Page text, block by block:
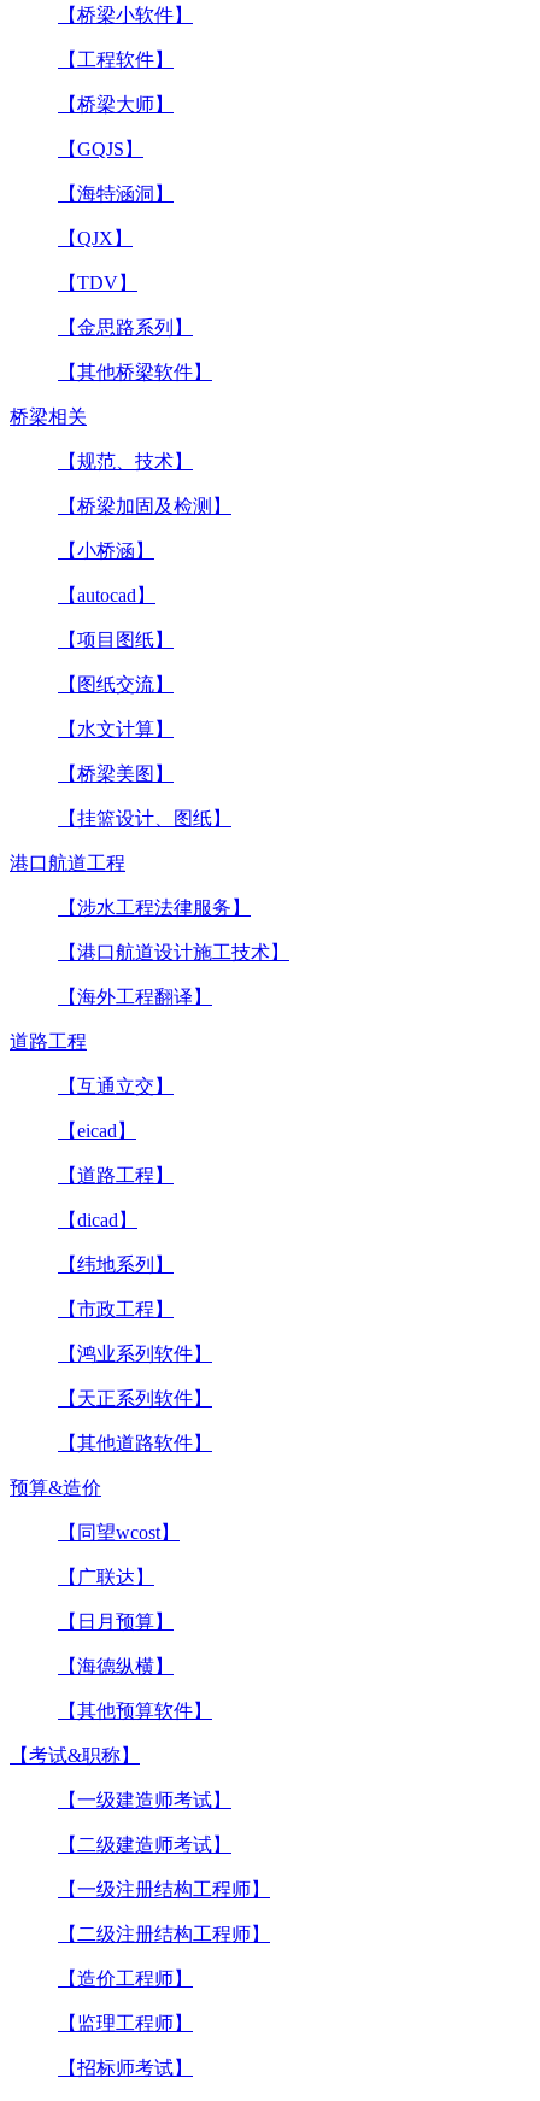
【桥梁小软件】
【工程软件】
【桥梁大师】
【GQJS】
【海特涵洞】
【QJX】
【TDV】
【金思路系列】
【其他桥梁软件】
桥梁相关
【规范、技术】
【桥梁加固及检测】
【小桥涵】
【autocad】
【项目图纸】
【图纸交流】
【水文计算】
【桥梁美图】
【挂篮设计、图纸】
港口航道工程
【涉水工程法律服务】
【港口航道设计施工技术】
【海外工程翻译】
道路工程
【互通立交】
【eicad】
【道路工程】
【dicad】
【纬地系列】
【市政工程】
【鸿业系列软件】
【天正系列软件】
【其他道路软件】
预算&造价
【同望wcost】
【广联达】
【日月预算】
【海德纵横】
【其他预算软件】
【考试&职称】
【一级建造师考试】
【二级建造师考试】
【一级注册结构工程师】
【二级注册结构工程师】
【造价工程师】
【监理工程师】
【招标师考试】